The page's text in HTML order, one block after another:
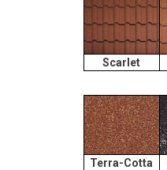
Scarlet
Terra-Cotta